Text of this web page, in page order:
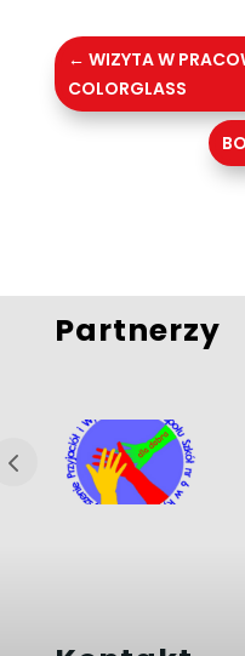
← WIZYTA W
COLORGLASS
Partnerzy